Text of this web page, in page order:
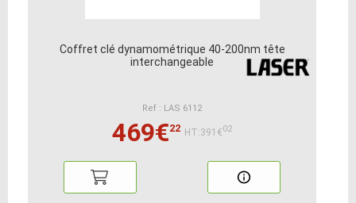
Coffret clé dynamométrique 40-200nm tête
interchangeable
Ref : LAS 6112
469€22 HT:391€02